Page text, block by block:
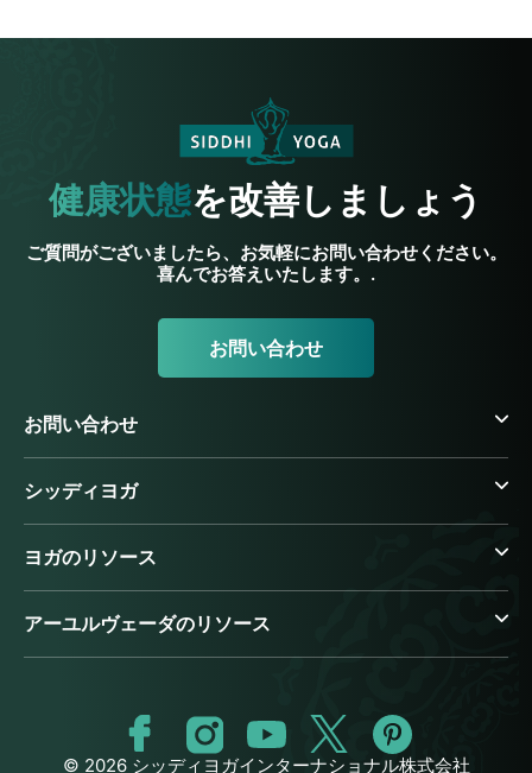
健康状態を改善しましょう
ご質問がございましたら、お気軽にお問い合わせください。
喜んでお答えいたします。.
お問い合わせ
お問い合わせ
シッディヨガ
ヨガのリソース
アーユルヴェーダのリソース
© 2026 シッディヨガインターナショナル株式会社